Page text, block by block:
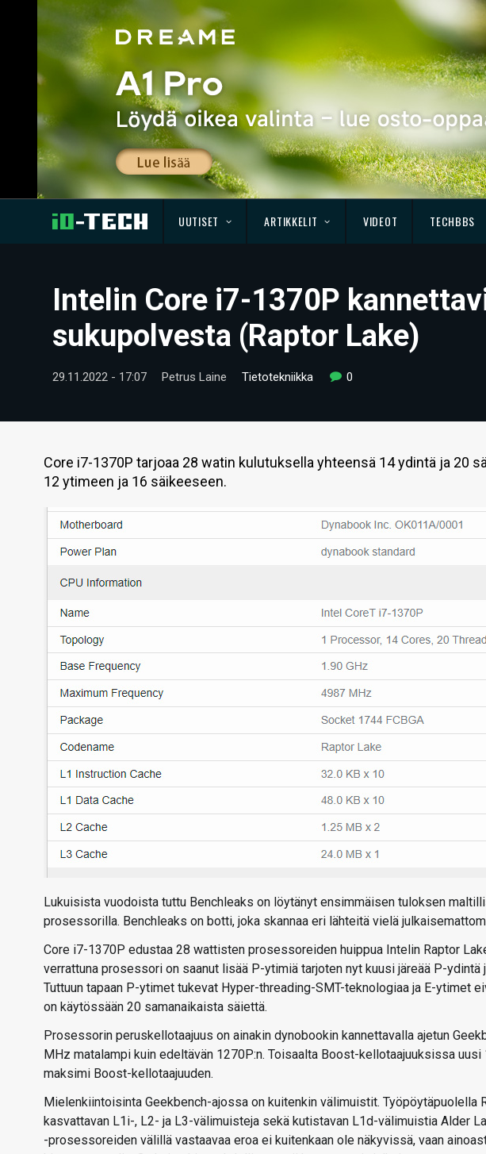
UUTISET ARTIKKELIT VIDEOT TECHBBS
Intelin Core i7-1370P
sukupolvesta (Raptor Lake)
29.11.2022 - 17:07 Petrus Laine Tietotekniikka 0
Core i7-1370P tarjoaa 28 watin kulutuksella yhteensä 14 ydintä ja 20
12 ytimeen ja 16 säikeeseen.
Lukuisista vuodoista tuttu Benchleaks on löytänyt ensimmäisen tuloksen
prosessorilla. Benchleaks on botti, joka skannaa eri lähteitä vielä
Core i7-1370P edustaa 28 wattisten prosessoreiden huippua Intelin Raptor
verrattuna prosessori on saanut lisää P-ytimiä tarjoten nyt kuusi järeää P-ydintä
Tuttuun tapaan P-ytimet tukevat Hyper-threading-SMT-teknologiaa ja E-ytimet
on käytössään 20 samanaikaista säiettä.
Prosessorin peruskellotaajuus on ainakin dynobookin kannettavalla ajetun
MHz matalampi kuin edeltävän 1270P:n. Toisaalta Boost-kellotaajuuksissa uusi
maksimi Boost-kellotaajuuden.
Mielenkiintoisinta Geekbench-ajossa on kuitenkin välimuistit. Työpöytäpuolella
kasvattavan L1i-, L2- ja L3-välimuisteja sekä kutistavan L1d-välimuistia Alder
-prosessoreiden välillä vastaavaa eroa ei kuitenkaan ole näkyvissä, vaan